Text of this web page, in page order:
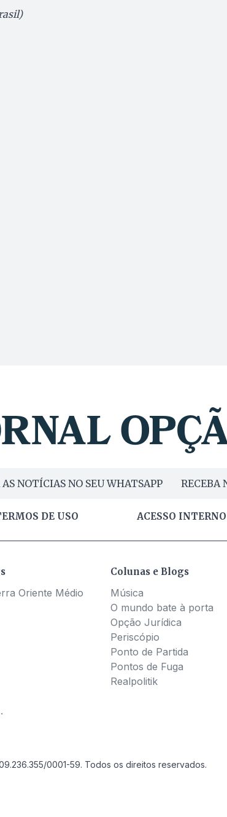
AS NOTÍCIAS NO SEU WHATSAPP RECEBA
DE USO ACESSO INTERNO
Oriente Médio
Colunas e Blogs
Música
O mundo bate à porta
Opção Jurídica
Periscópio
Ponto de Partida
Pontos de Fuga
Realpolitik
0001-59. Todos os direitos reservados.